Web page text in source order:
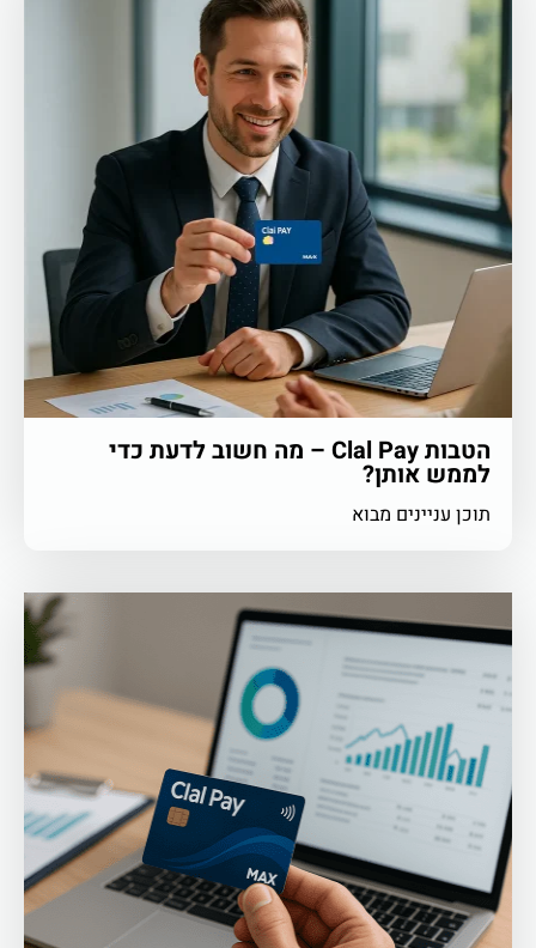
הטבות Clal Pay – מה חשוב לדעת כדי
לממש אותן?
תוכן עניינים מבוא